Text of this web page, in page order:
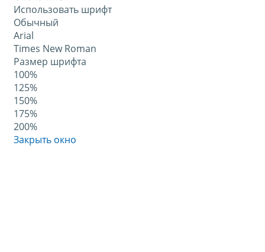
Использовать шрифт
Обычный
Arial
Times New Roman
Размер шрифта
100%
125%
150%
175%
200%
Закрыть окно